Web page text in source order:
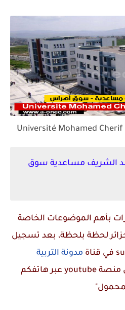
Université Mohamed Cherif
الشريف مساعدية سوق
بأهم الموضوعات الخاصة
لحظة بلحظة، بعد تسجيل
في قناة مدونة التربية
منصةyoutube عبر هاتفكم